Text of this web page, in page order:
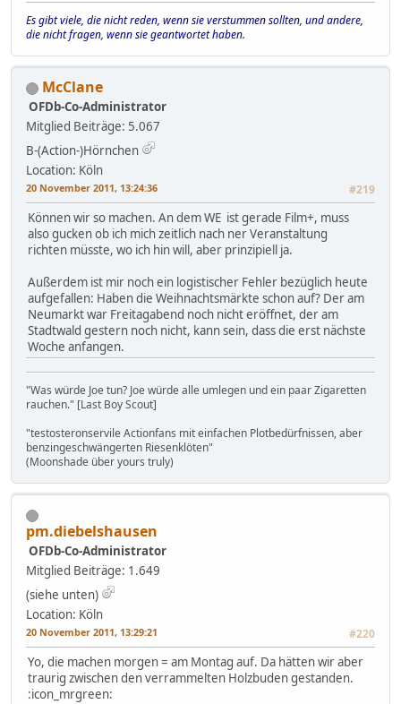
Es gibt viele, die nicht reden, wenn sie verstummen sollten, und andere,
die nicht fragen, wenn sie geantwortet haben.
McClane
OFDb-Co-Administrator
Mitglied Beiträge: 5.067
B-(Action-)Hörnchen
Location: Köln
20 November 2011, 13:24:36 #219
Können wir so machen. An dem WE ist gerade Film+, muss
also gucken ob ich mich zeitlich nach ner Veranstaltung
richten müsste, wo ich hin will, aber prinzipiell ja.
Außerdem ist mir noch ein logistischer Fehler bezüglich heute
aufgefallen: Haben die Weihnachtsmärkte schon auf? Der am
Neumarkt war Freitagabend noch nicht eröffnet, der am
Stadtwald gestern noch nicht, kann sein, dass die erst nächste
Woche anfangen.
"Was würde Joe tun? Joe würde alle umlegen und ein paar Zigaretten
rauchen." [Last Boy Scout]
"testosteronservile Actionfans mit einfachen Plotbedürfnissen, aber
benzingeschwängerten Riesenklöten"
(Moonshade über yours truly)
pm.diebelshausen
OFDb-Co-Administrator
Mitglied Beiträge: 1.649
(siehe unten)
Location: Köln
20 November 2011, 13:29:21 #220
Yo, die machen morgen = am Montag auf. Da hätten wir aber
traurig zwischen den verrammelten Holzbuden gestanden.
:icon_mrgreen: